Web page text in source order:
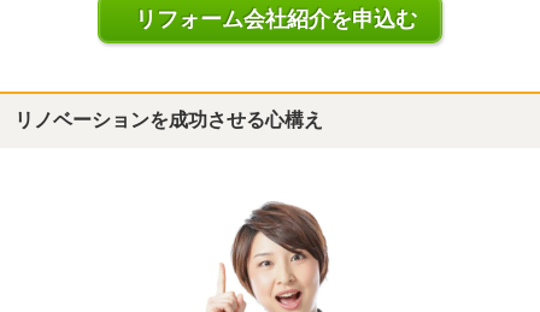
リフォーム会社紹介を申込む
リノベーションを成功させる心構え